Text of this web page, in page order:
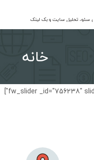
سئو، تحلیل سایت و بک لینک
خانه